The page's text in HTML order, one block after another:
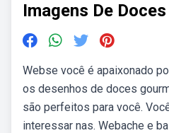
Imagens De
Webse você é apaixonado
os desenhos de doces
são perfeitos para você.
interessar nas. Webache e